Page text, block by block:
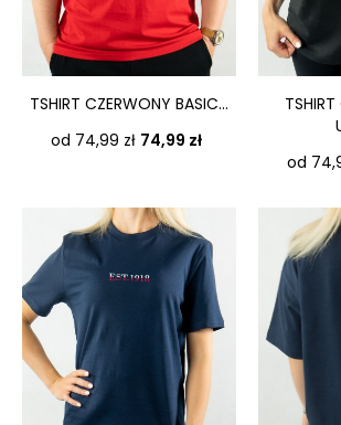
TSHIRT CZERWONY BASIC...
od 74,99 zł Cena
74,99 zł
od